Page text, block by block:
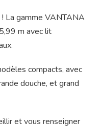
La gamme VANTANA
m avec lit
compacts, avec
douche, et grand
et vous renseigner